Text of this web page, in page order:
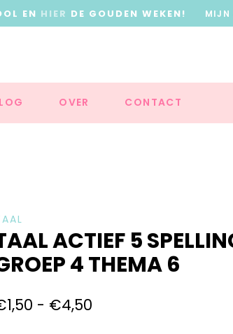
EN HIER DE GOUDEN WEKEN! MIJN
OVER CONTACT
ACTIEF 5
4 THEMA 6
1,50 - €4,50